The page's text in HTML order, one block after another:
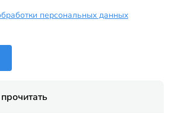
персональных данных